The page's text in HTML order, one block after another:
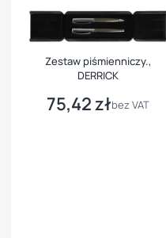
Zestaw piśmienniczy.,
DERRICK
Cena
75,42 złbez VAT